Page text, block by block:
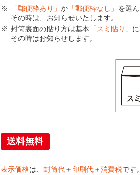
「郵便枠あり」 か 「郵便枠なし」 を選
その時は、お知らせいたします。
封筒裏面の貼り方は基本 「スミ貼り」
その時はお知らせします。
送料無料
表示価格は、 封筒代 ＋ 印刷代 ＋ 消費税です